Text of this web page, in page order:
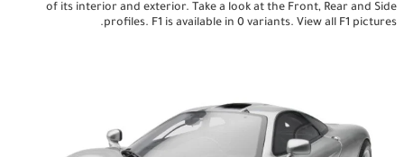
of its interior and exterior. Take a look at the Front, Rear and Side
profiles. F1 is available in 0 variants. View all F1 pictures.